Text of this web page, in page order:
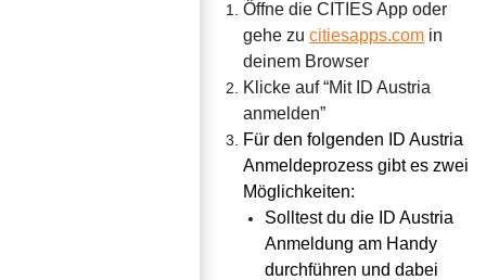
Öffne die CITIES App oder
gehe zu citiesapps.com in
deinem Browser
Klicke auf “Mit ID Austria
anmelden”
Für den folgenden ID Austria
Anmeldeprozess gibt es zwei
Möglichkeiten:
Solltest du die ID Austria
Anmeldung am Handy
durchführen und dabei